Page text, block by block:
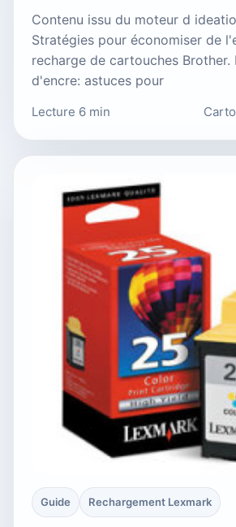
Contenu issu du moteur d
Stratégies pour économiser de
recharge de cartouches Brother.
d'encre: astuces pour
Lecture 6 min
Guide Rechargement Lexmark